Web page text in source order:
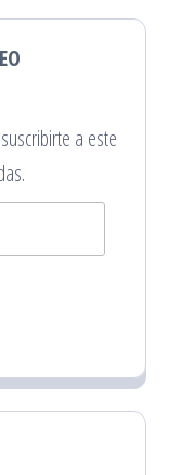
a este